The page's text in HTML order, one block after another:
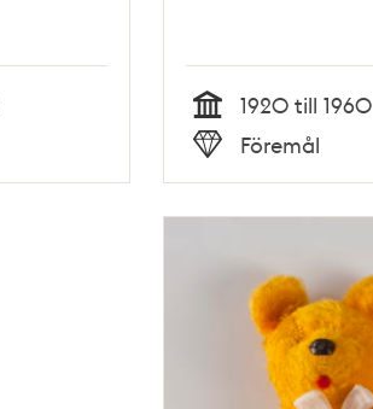
Tid
1920 till 1960
Typ
Föremål